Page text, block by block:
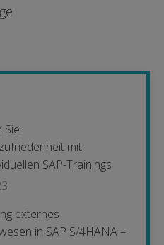
Sie
mit
SAP-Trainings
externes
in SAP S/4HANA –